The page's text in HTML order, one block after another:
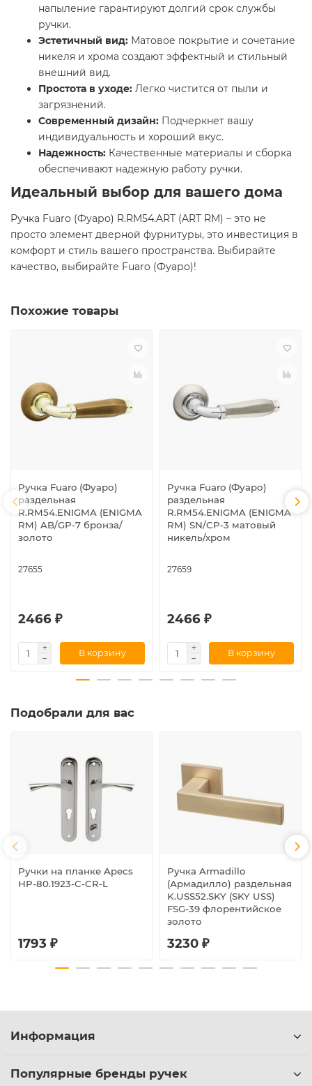
напыление гарантируют долгий срок службы
ручки.
Эстетичный вид: Матовое покрытие и сочетание
никеля и хрома создают эффектный и стильный
внешний вид.
Простота в уходе: Легко чистится от пыли и
загрязнений.
Современный дизайн: Подчеркнет вашу
индивидуальность и хороший вкус.
Надежность: Качественные материалы и сборка
обеспечивают надежную работу ручки.
Идеальный выбор для вашего дома
Ручка Fuaro (Фуаро) R.RM54.ART (ART RM) – это не
просто элемент дверной фурнитуры, это инвестиция в
комфорт и стиль вашего пространства. Выбирайте
качество, выбирайте Fuaro (Фуаро)!
Похожие товары
Ручка Fuaro (Фуаро)
раздельная
R.RM54.ENIGMA (ENIGMA
RM) AB/GP-7 бронза/
золото
27655
2466 ₽
В корзину
Ручка Fuaro (Фуаро)
раздельная
R.RM54.ENIGMA (ENIGMA
RM) SN/CP-3 матовый
никель/хром
27659
2466 ₽
В корзину
Подобрали для вас
Ручки на планке Apecs
HP-80.1923-C-CR-L
1793 ₽
Ручка Armadillo
(Армадилло) раздельная
K.USS52.SKY (SKY USS)
FSG-39 флорентийское
золото
3230 ₽
Информация
Популярные бренды ручек